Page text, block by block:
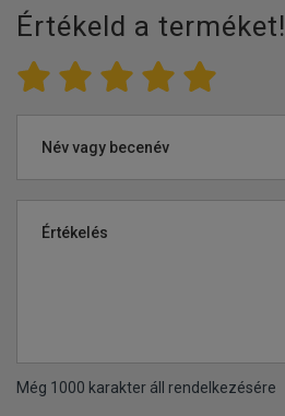
Értékeld a terméket!
Név vagy becenév
Értékelés
Még 1000 karakter áll rendelkezésére